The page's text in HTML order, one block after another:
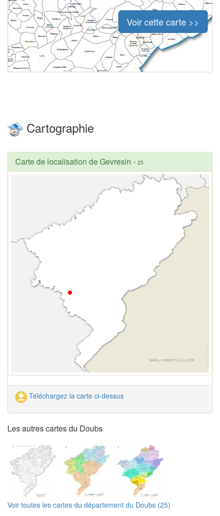
Voir cette carte >>
Cartographie
Carte de localisation de Gevresin - 25
Téléchargez la carte ci-dessus
Les autres cartes du Doubs
Voir toutes les cartes du département du Doubs (25)